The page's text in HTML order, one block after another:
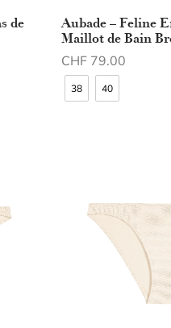
de
Aubade – Feline
Maillot de Bain
CHF 79.00
Choix des options
38 40